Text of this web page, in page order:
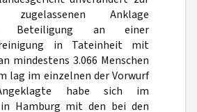
zugelassenen Anklage
Beteiligung an einer
in Tateinheit mit
mindestens 3.066 Menschen
lag im einzelnen der Vorwurf
habe sich im
Hamburg mit den bei den